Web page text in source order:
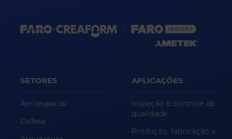
SETORES
Aeroespacial
Defesa
APLICAÇÕES
Inspeção e controle da
qualidade
Produção, fabricação e